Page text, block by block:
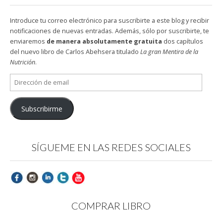
Introduce tu correo electrónico para suscribirte a este blog y recibir
notificaciones de nuevas entradas. Además, sólo por suscribirte, te
enviaremos de manera absolutamente gratuita dos capítulos
del nuevo libro de Carlos Abehsera titulado La gran Mentira de la
Nutrición.
Dirección
de
email
Subscribirme
SÍGUEME EN LAS REDES SOCIALES
COMPRAR LIBRO